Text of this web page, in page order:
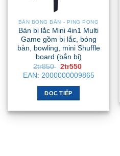
BÀN BÓNG BÀN - PING PONG
Bàn bi lắc Mini 4in1 Multi
Game gồm bi lắc, bóng
bàn, bowling, mini Shuffle
board (bắn bi)
2tr850 Giá
gốc
là:
2tr850 .
2tr550
hiện
tại
EAN: 2000000009865
ĐỌC TIẾP